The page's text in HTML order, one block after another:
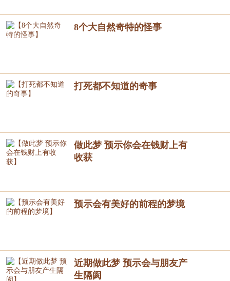
8个大自然奇特的怪事
打死都不知道的奇事
做此梦 预示你会在钱财上有
收获
预示会有美好的前程的梦境
近期做此梦 预示会与朋友产
生隔阂